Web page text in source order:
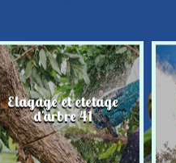
Elagage et etetage
d'arbre 41